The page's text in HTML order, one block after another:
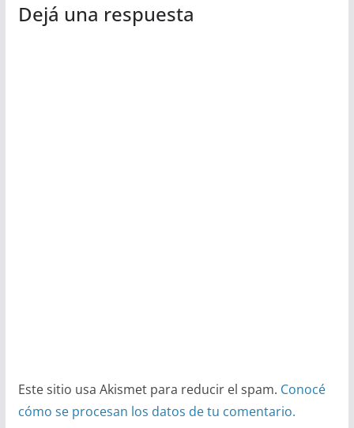
Dejá una respuesta
Este sitio usa Akismet para reducir el spam. Conocé
cómo se procesan los datos de tu comentario.